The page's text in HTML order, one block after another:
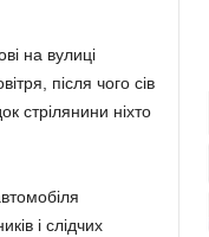
на вулиці
після чого сів
стрілянини ніхто
і слідчих